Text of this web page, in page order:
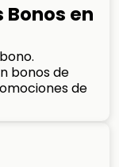
Bonos en
bonos de
de